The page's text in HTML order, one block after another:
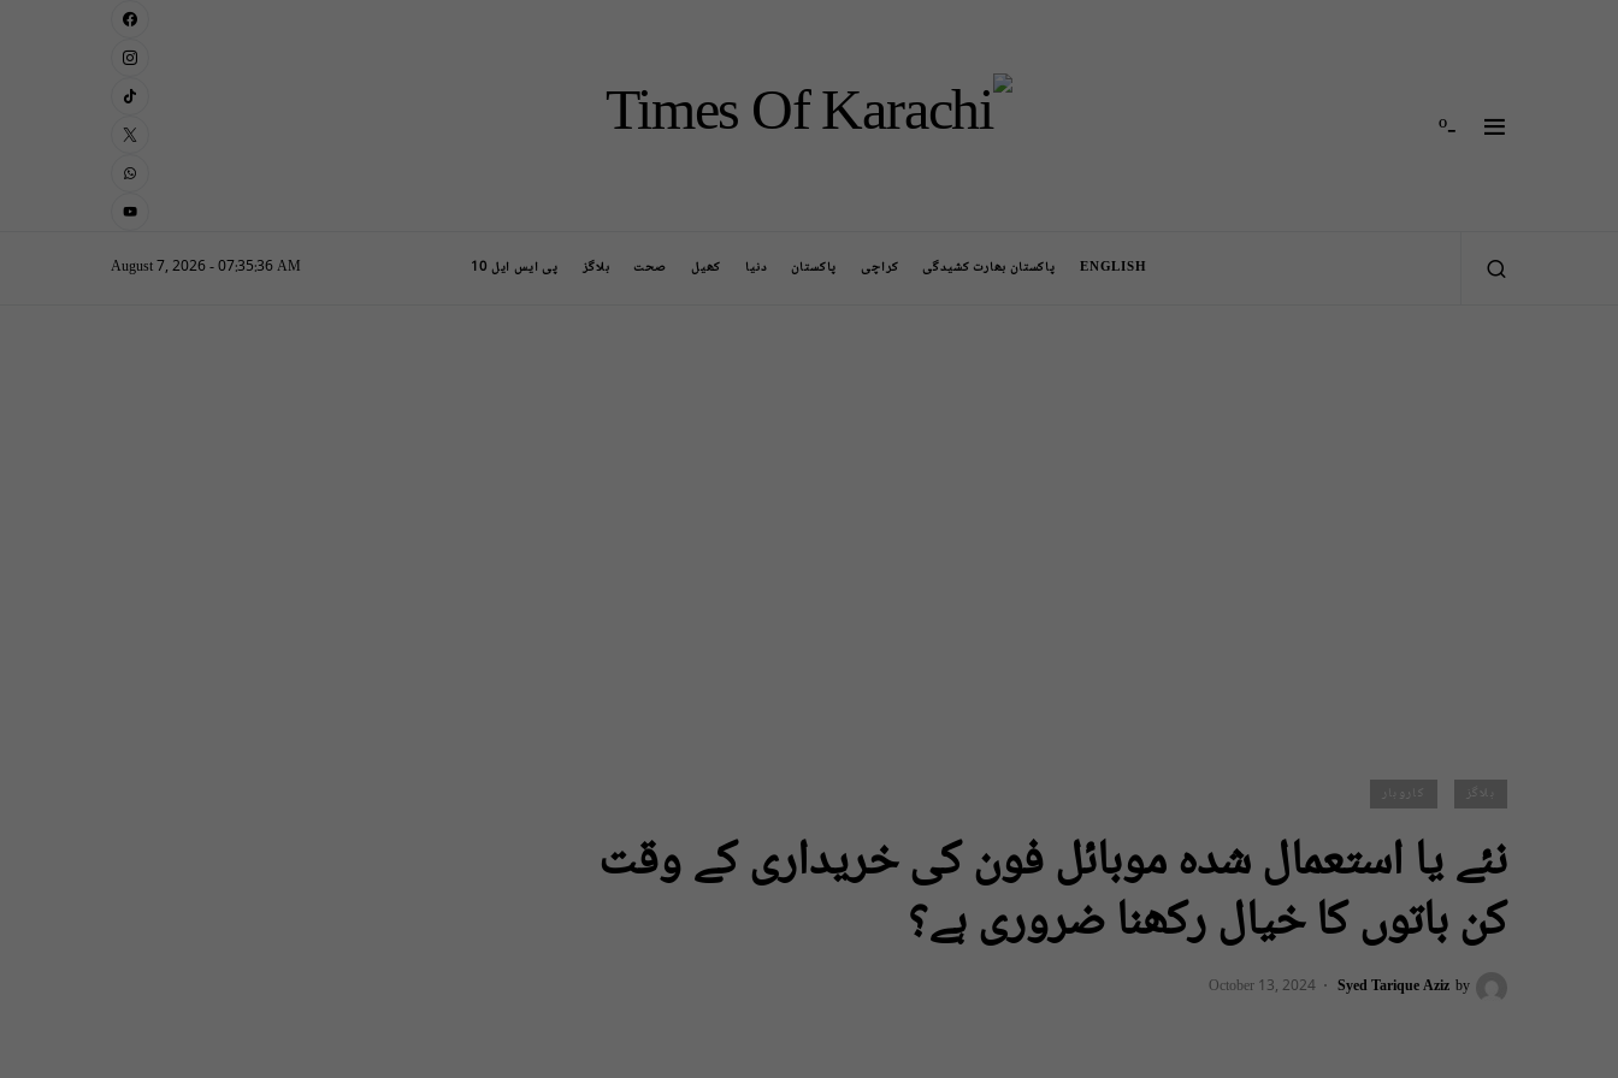
-º
ENGLISH پاکستان بھارت کشیدگی کراچی پاکستان دنیا کھیل صحت بلاگز پی ایس ایل 10 August 7, 2026 - 07:35:37 AM
بلاگز کاروبار
نئے یا استعمال شدہ موبائل فون کی خریداری کے وقت
کن باتوں کا خیال رکھنا ضروری ہے؟
by
Syed Tarique Aziz
October 13, 2024